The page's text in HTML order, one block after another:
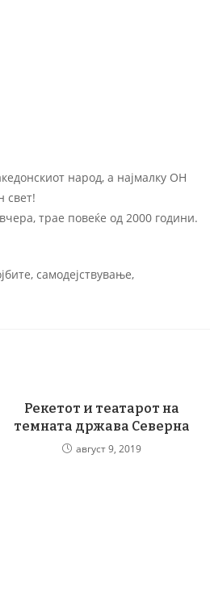
народ, а најмалку ОН
свет!
трае повеќе од 2000 години.
самодејствување,
Рекетот и театарот на
темната држава Северна
август 9, 2019